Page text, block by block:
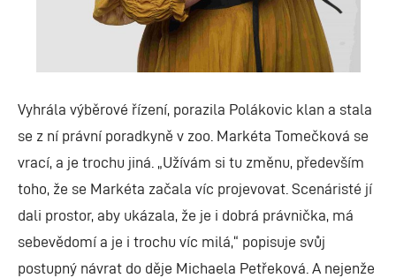
Vyhrála výběrové řízení, porazila Polákovic klan a stala
se z ní právní poradkyně v zoo. Markéta Tomečková se
vrací, a je trochu jiná. „Užívám si tu změnu, především
toho, že se Markéta začala víc projevovat. Scenáristé jí
dali prostor, aby ukázala, že je i dobrá právnička, má
sebevědomí a je i trochu víc milá,“ popisuje svůj
postupný návrat do děje Michaela Petřeková. A nejenže